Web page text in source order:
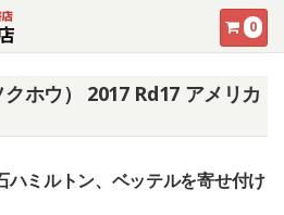
0
ホウ） 2017 Rd17 アメリカ
ハミルトン、ベッテルを寄せ付け